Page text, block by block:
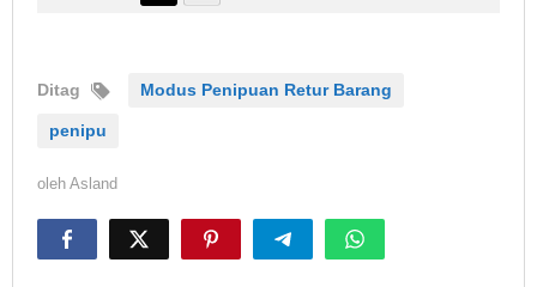
Ditag Modus Penipuan Retur Barang
penipu
oleh Asland